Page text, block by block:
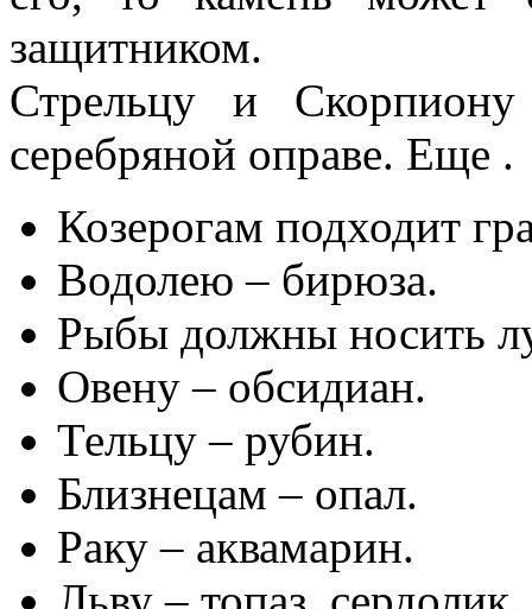
защитником.
Стрельцу и
серебряной оправе. Еще .
Козерогам подходит
Водолею – бирюза.
Рыбы должны носить
Овену – обсидиан.
Тельцу – рубин.
Близнецам – опал.
Раку – аквамарин.